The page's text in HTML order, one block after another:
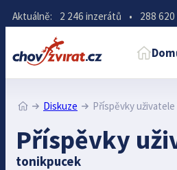
Aktuálně: 2 246 inzerátů • 288
Diskuze Příspěvky
Příspěvky
tonikpucek